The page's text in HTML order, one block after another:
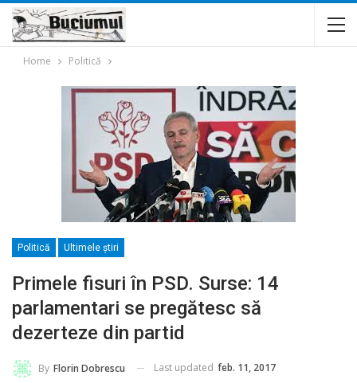
Home Politică
Politică Ultimele ştiri
Primele fisuri în PSD. Surse: 14
parlamentari se pregătesc să
dezerteze din partid
By Florin Dobrescu Last updated feb. 11, 2017